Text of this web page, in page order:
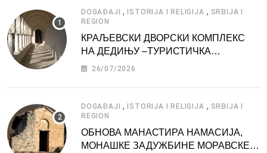
DOGAĐAJI , ISTORIJA I RELIGIJA , SRBIJA I
REGION
КРАЉЕВСКИ ДВОРСКИ КОМПЛЕКС
НА ДЕДИЊУ –ТУРИСТИЧКА
АТРАКЦИЈА
26/07/2026
DOGAĐAJI , ISTORIJA I RELIGIJA , SRBIJA I
REGION
ОБНОВА МАНАСТИРА НАМАСИЈА,
МОНАШКЕ ЗАДУЖБИНЕ МОРАВСКЕ